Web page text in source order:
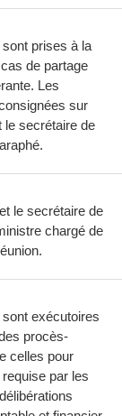
prises à la
de partage
Les
sur
le secrétaire de
le secrétaire de
chargé de
exécutoires
procès-
celles pour
par les